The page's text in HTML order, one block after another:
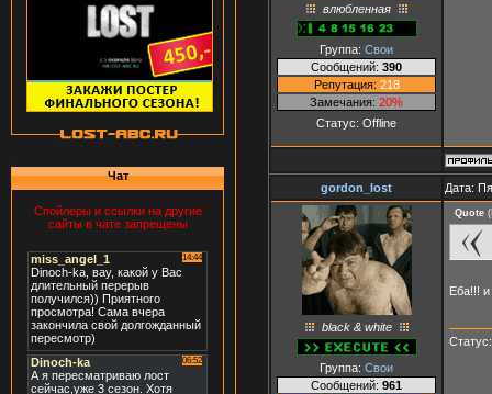
Чат
Спойлеры и ссылки на другие
сайты в чате запрещены
влюбленная
Группа: Свои
Сообщений: 390
Репутация: 218
Замечания: 20%
Статус: Offline
gordon_lost Дата:
black & white
Группа: Свои
Сообщений: 961
Quote (
Еба!!!